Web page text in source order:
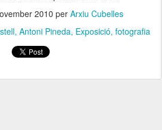
2010 per Arxiu Cubelles
Antoni Pineda Exposició fotografia